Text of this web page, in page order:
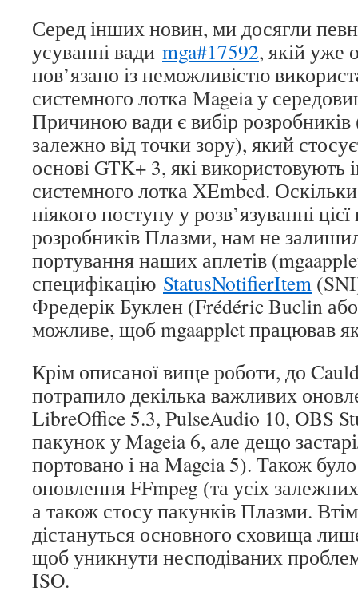
Серед інших новин, ми досягли
усуванні вади mga#17592, якій уже
пов’язано із неможливістю
системного лотка Mageia у
Причиною вади є вибір розробників
залежно від точки зору), який
основі GTK+ 3, які використовують
системного лотка XEmbed.
ніякого поступу у розв’язуванні
розробників Плазми, нам не
портування наших аплетів
специфікацію StatusNotifierItem
Фредерік Буклен (Frédéric Buclin
можливе, щоб mgaapplet працював
Крім описаної вище роботи, до
потрапило декілька важливих
LibreOffice 5.3, PulseAudio 10, OBS
пакунок у Mageia 6, але дещо
портовано і на Mageia 5). Також
оновлення FFmpeg (та усіх
а також стосу пакунків Плазми.
дістануться основного сховища
щоб уникнути несподіваних
ISO.